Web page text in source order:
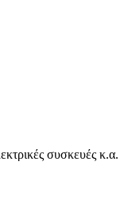
συσκευές κ.α.